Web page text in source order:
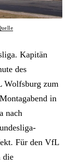
Kapitän
des
Wolfsburg zum
in
nach
Für den VfL
die